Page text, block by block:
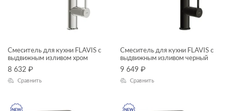
Смеситель для кухни FLAVIS с
выдвижным изливом хром
8 632 ₽
Сравнить
Смеситель для кухни FLAVIS с
выдвижным изливом черный
9 649 ₽
Сравнить